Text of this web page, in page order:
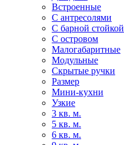
Встроенные
С антресолями
С барной стойкой
С островом
Малогабаритные
Модульные
Скрытые ручки
Размер
Мини-кухни
Узкие
3 кв. м.
5 кв. м.
6 кв. м.